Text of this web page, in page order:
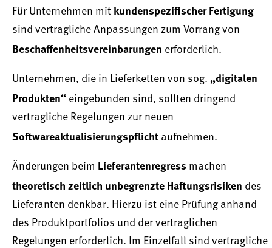
Für Unternehmen mit kundenspezifischer Fertigung
sind vertragliche Anpassungen zum Vorrang von
Beschaffenheitsvereinbarungen erforderlich.
Unternehmen, die in Lieferketten von sog. „digitalen
Produkten“ eingebunden sind, sollten dringend
vertragliche Regelungen zur neuen
Softwareaktualisierungspflicht aufnehmen.
Änderungen beim Lieferantenregress machen
theoretisch zeitlich unbegrenzte Haftungsrisiken des
Lieferanten denkbar. Hierzu ist eine Prüfung anhand
des Produktportfolios und der vertraglichen
Regelungen erforderlich. Im Einzelfall sind vertragliche